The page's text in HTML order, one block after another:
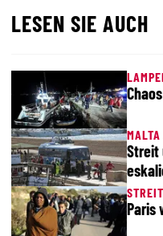
LESEN SIE AUCH
Streit
Paris